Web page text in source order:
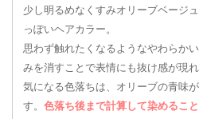
少し明るめなくすみオリーブベージ
っぽいヘアカラー。
思わず触れたくなるようなやわらか
みを消すことで表情にも抜け感が現れ
気になる色落ちは、オリーブの青味
す。 色落ち後まで計算して染めるこ